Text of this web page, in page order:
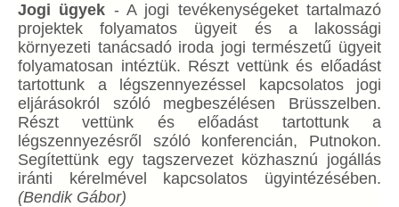
Jogi ügyek - A jogi tevékenységeket tartalmazó
projektek folyamatos ügyeit és a lakossági
környezeti tanácsadó iroda jogi természetű ügyeit
folyamatosan intéztük. Részt vettünk és előadást
tartottunk a légszennyezéssel kapcsolatos jogi
eljárásokról szóló megbeszélésen Brüsszelben.
Részt vettünk és előadást tartottunk a
légszennyezésről szóló konferencián, Putnokon.
Segítettünk egy tagszervezet közhasznú jogállás
iránti kérelmével kapcsolatos ügyintézésében.
(Bendik Gábor)